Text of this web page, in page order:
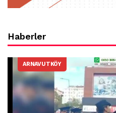
Haberler
ARNAVUTKÖY